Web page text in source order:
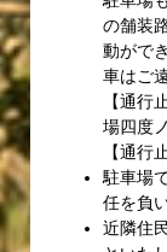
の舗装
動がで
車はご
【通
場四度
【通行
駐車場
任を負
近隣住